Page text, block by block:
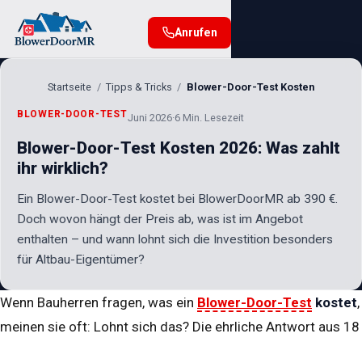
Anrufen
Startseite Tipps & Tricks Blower-Door-Test Kosten
BLOWER-DOOR-TESTJuni 2026·6 Min. Lesezeit
Blower-Door-Test Kosten 2026: Was zahlt
ihr wirklich?
Ein Blower-Door-Test kostet bei BlowerDoorMR ab 390 €.
Doch wovon hängt der Preis ab, was ist im Angebot
enthalten – und wann lohnt sich die Investition besonders
für Altbau-Eigentümer?
Wenn Bauherren fragen, was ein Blower-Door-Test kostet,
meinen sie oft: Lohnt sich das? Die ehrliche Antwort aus 18